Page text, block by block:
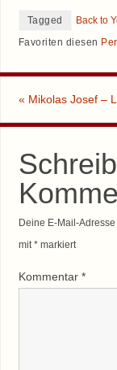
Tagged Back to
Favoriten diesen
« Mikolas Josef –
Deine E-Mail-
mit*markiert
Kommentar *